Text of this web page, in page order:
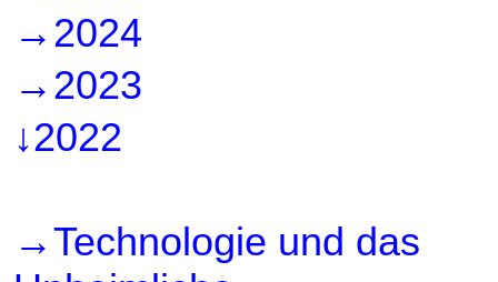
→2024
→2023
↓2022
→Technologie und das